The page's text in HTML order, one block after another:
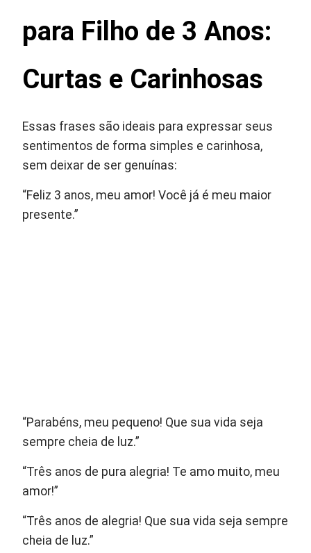
para Filho de 3 Anos:
Curtas e Carinhosas
Essas frases são ideais para expressar seus
sentimentos de forma simples e carinhosa,
sem deixar de ser genuínas:
“Feliz 3 anos, meu amor! Você já é meu maior
presente.”
“Parabéns, meu pequeno! Que sua vida seja
sempre cheia de luz.”
“Três anos de pura alegria! Te amo muito, meu
amor!”
“Três anos de alegria! Que sua vida seja sempre
cheia de luz.”